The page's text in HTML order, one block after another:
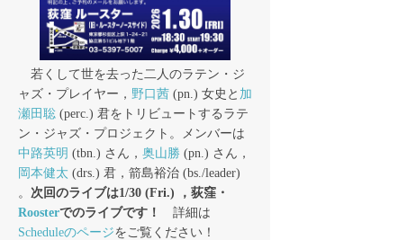
若くして世を去った二人のラテン・ジ
ャズ・プレイヤー， 野口茜 (pn.) 女史と 加
瀬田聡 (perc.) 君をトリビュートするラテ
ン・ジャズ・プロジェクト。メンバーは
中路英明 (tbn.) さん， 奥山勝 (pn.) さん，
岡本健太 (drs.) 君，箭島裕治 (bs./leader)
。 次回のライブは1/30 (Fri.) ，荻窪・
Roosterでのライブです！
詳細は
Scheduleのページをご覧ください！